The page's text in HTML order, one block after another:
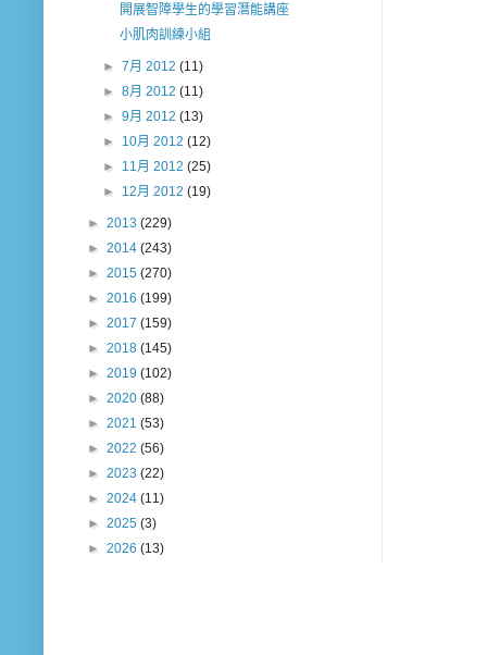
開展智障學生的學習潛能講座
小肌肉訓練小組
►7月 2012(11)
►8月 2012(11)
►9月 2012(13)
► 10月 2012(12)
► 11月 2012(25)
► 12月 2012(19)
► 2013 (229)
► 2014 (243)
► 2015 (270)
► 2016 (199)
► 2017 (159)
► 2018 (145)
► 2019 (102)
► 2020 (88)
► 2021 (53)
► 2022 (56)
► 2023 (22)
► 2024 (11)
► 2025 (3)
► 2026 (13)